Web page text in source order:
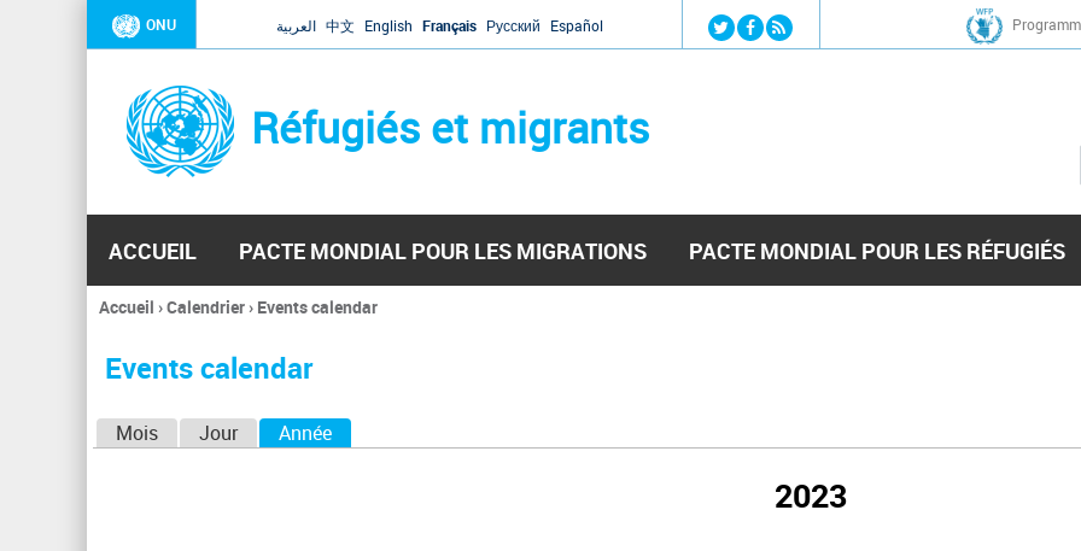
Jump to navigation
ONU العربية 中文 English Français Русский Español
Réfugiés et migrants
ACCUEIL PACTE MONDIAL POUR LES MIGRATIONS PACTE MONDIAL POUR LES RÉFUGIÉS
Vous
ici
Accueil ›Calendrier› Events calendar
Events calendar
Mois Jour Année
2023